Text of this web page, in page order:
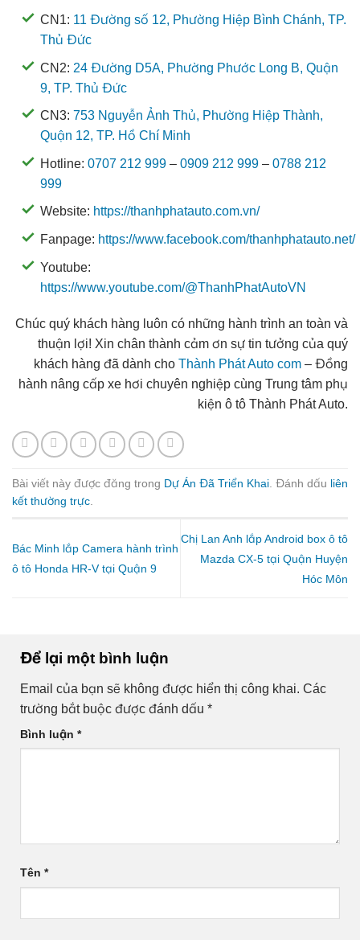
CN1: 11 Đường số 12, Phường Hiệp Bình Chánh, TP.
Thủ Đức
CN2: 24 Đường D5A, Phường Phước Long B, Quận
9, TP. Thủ Đức
CN3: 753 Nguyễn Ảnh Thủ, Phường Hiệp Thành,
Quận 12, TP. Hồ Chí Minh
Hotline: 0707 212 999 – 0909 212 999 – 0788 212
999
Website: https://thanhphatauto.com.vn/
Fanpage: https://www.facebook.com/thanhphatauto.net/
Youtube:
https://www.youtube.com/@ThanhPhatAutoVN
Chúc quý khách hàng luôn có những hành trình an toàn và
thuận lợi! Xin chân thành cảm ơn sự tin tưởng của quý
khách hàng đã dành cho Thành Phát Auto com – Đồng
hành nâng cấp xe hơi chuyên nghiệp cùng Trung tâm phụ
kiện ô tô Thành Phát Auto.
Bài viết này được đăng trong Dự Án Đã Triển Khai. Đánh dấu liên
kết thường trực.
Bác Minh lắp Camera hành trình
ô tô Honda HR-V tại Quận 9
Chị Lan Anh lắp Android box ô tô
Mazda CX-5 tại Quận Huyện
Hóc Môn
Để lại một bình luận
Email của bạn sẽ không được hiển thị công khai. Các
trường bắt buộc được đánh dấu *
Bình luận *
Tên *